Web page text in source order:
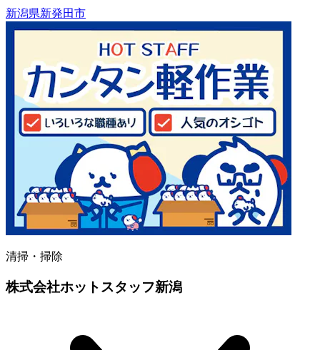
新潟県新発田市
清掃・掃除
株式会社ホットスタッフ新潟